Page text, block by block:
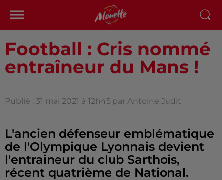
Football : Cris nommé
entraîneur du Mans !
Publié : 31 mai 2021 à 12h45 par Antoine Judit
L'ancien défenseur emblématique
de l'Olympique Lyonnais devient
l'entraineur du club Sarthois,
récent quatrième de National.